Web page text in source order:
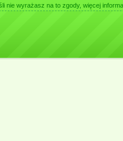
nie wyrażasz na to zgody, więcej